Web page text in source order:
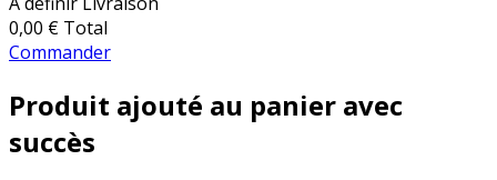
0,00 € Total
Commander
Produit ajouté au panier avec
succès